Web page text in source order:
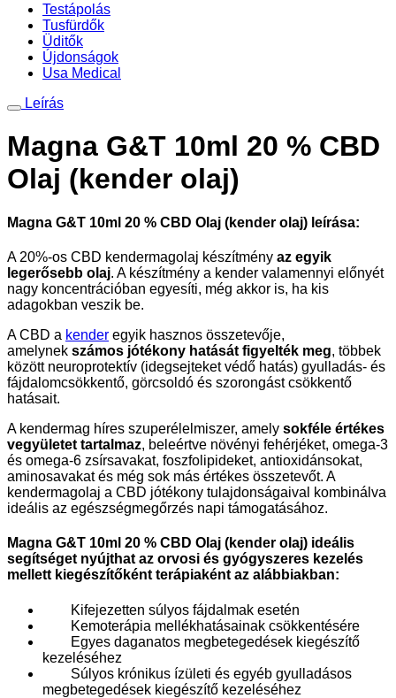
Testápolás
Tusfürdők
Üditők
Újdonságok
Usa Medical
Leírás
Magna G&T 10ml 20 % CBD
Olaj (kender olaj)
Magna G&T 10ml 20 % CBD Olaj (kender olaj) leírása:
A 20%-os CBD kendermagolaj készítmény az egyik
legerősebb olaj. A készítmény a kender valamennyi előnyét
nagy koncentrációban egyesíti, még akkor is, ha kis
adagokban veszik be.
A CBD a kender egyik hasznos összetevője,
amelynek számos jótékony hatását figyelték meg, többek
között neuroprotektív (idegsejteket védő hatás) gyulladás- és
fájdalomcsökkentő, görcsoldó és szorongást csökkentő
hatásait.
A kendermag híres szuperélelmiszer, amely sokféle értékes
vegyületet tartalmaz, beleértve növényi fehérjéket, omega-3
és omega-6 zsírsavakat, foszfolipideket, antioxidánsokat,
aminosavakat és még sok más értékes összetevőt. A
kendermagolaj a CBD jótékony tulajdonságaival kombinálva
ideális az egészségmegőrzés napi támogatásához.
Magna G&T 10ml 20 % CBD Olaj (kender olaj) ideális
segítséget nyújthat az orvosi és gyógyszeres kezelés
mellett kiegészítőként terápiaként az alábbiakban:
Kifejezetten súlyos fájdalmak esetén
Kemoterápia mellékhatásainak csökkentésére
Egyes daganatos megbetegedések kiegészítő
kezeléséhez
Súlyos krónikus ízületi és egyéb gyulladásos
megbetegedések kiegészítő kezeléséhez